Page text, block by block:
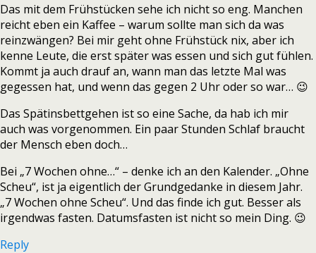
Das mit dem Frühstücken sehe ich nicht so eng. Manchen
reicht eben ein Kaffee – warum sollte man sich da was
reinzwängen? Bei mir geht ohne Frühstück nix, aber ich
kenne Leute, die erst später was essen und sich gut fühlen.
Kommt ja auch drauf an, wann man das letzte Mal was
gegessen hat, und wenn das gegen 2 Uhr oder so war… 😉
Das Spätinsbettgehen ist so eine Sache, da hab ich mir
auch was vorgenommen. Ein paar Stunden Schlaf braucht
der Mensch eben doch…
Bei „7 Wochen ohne…“ – denke ich an den Kalender. „Ohne
Scheu“, ist ja eigentlich der Grundgedanke in diesem Jahr.
„7 Wochen ohne Scheu“. Und das finde ich gut. Besser als
irgendwas fasten. Datumsfasten ist nicht so mein Ding. 😉
Reply